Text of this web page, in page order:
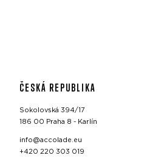
ČESKÁ REPUBLIKA
Sokolovská 394/17
186 00 Praha 8 - Karlín
info@accolade.eu
+420 220 303 019